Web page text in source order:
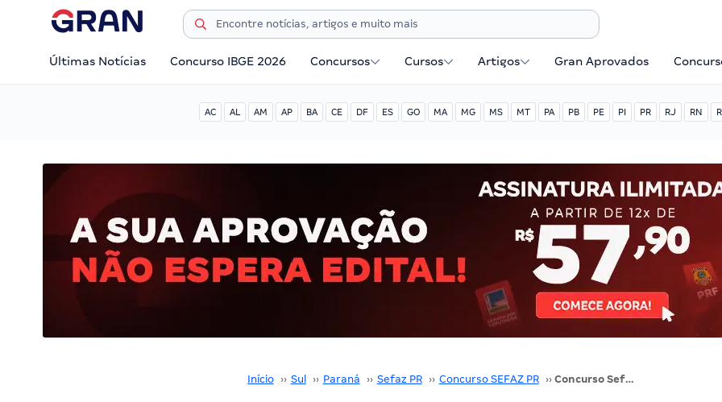
Últimas Notícias Concurso IBGE 2026 Concursos Cursos Artigos Gran Aprovados
AC AL AM AP BA CE DF ES GO MA MG MS MT PA PB PE PI PR RJ RN
Início ›› Sul ›› Paraná ›› Sefaz PR ›› Concurso SEFAZ PR ›› Concurso Sefaz PR: governo amplia vagas após resultado final